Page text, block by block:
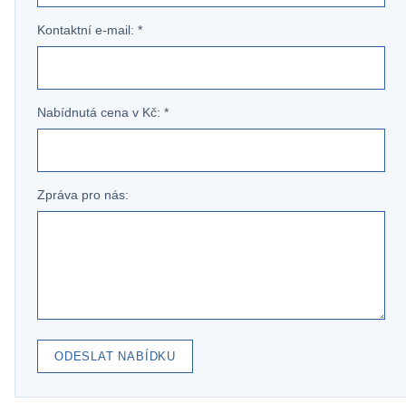
Kontaktní e-mail: *
Nabídnutá cena v Kč: *
Zpráva pro nás:
ODESLAT NABÍDKU